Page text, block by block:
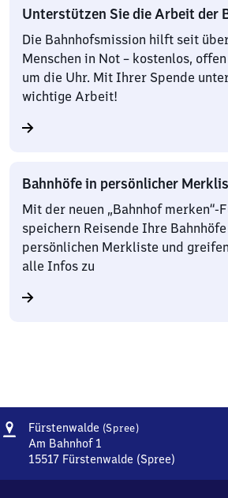
Unterstützen Sie die Arbeit der
Die Bahnhofsmission hilft seit
Menschen in Not – kostenlos,
um die Uhr. Mit Ihrer Spende
wichtige Arbeit!
Bahnhöfe in persönlicher
Mit der neuen „Bahnhof merken“-
speichern Reisende Ihre
persönlichen Merkliste und
alle Infos zu
Adresse
Fürstenwalde (Spree)Fürstenwalde
Am Bahnhof 1
15517 Fürstenwalde (Spree)